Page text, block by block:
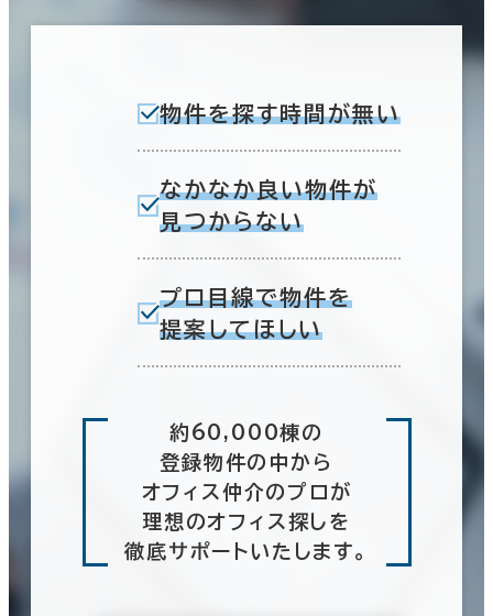
物件を探す時間が無い
なかなか良い物件が
見つからない
プロ目線で物件を
提案してほしい
約60,000棟の
登録物件の中から
オフィス仲介のプロが
理想のオフィス探しを
徹底サポートいたします。